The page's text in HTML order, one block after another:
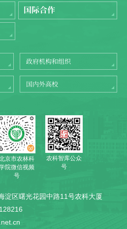
国际合作
政府机构和组织
国内外高校
京市农林科
院微信视频
号
农科智库公众
号
淀区曙光花园中路11号农科大厦